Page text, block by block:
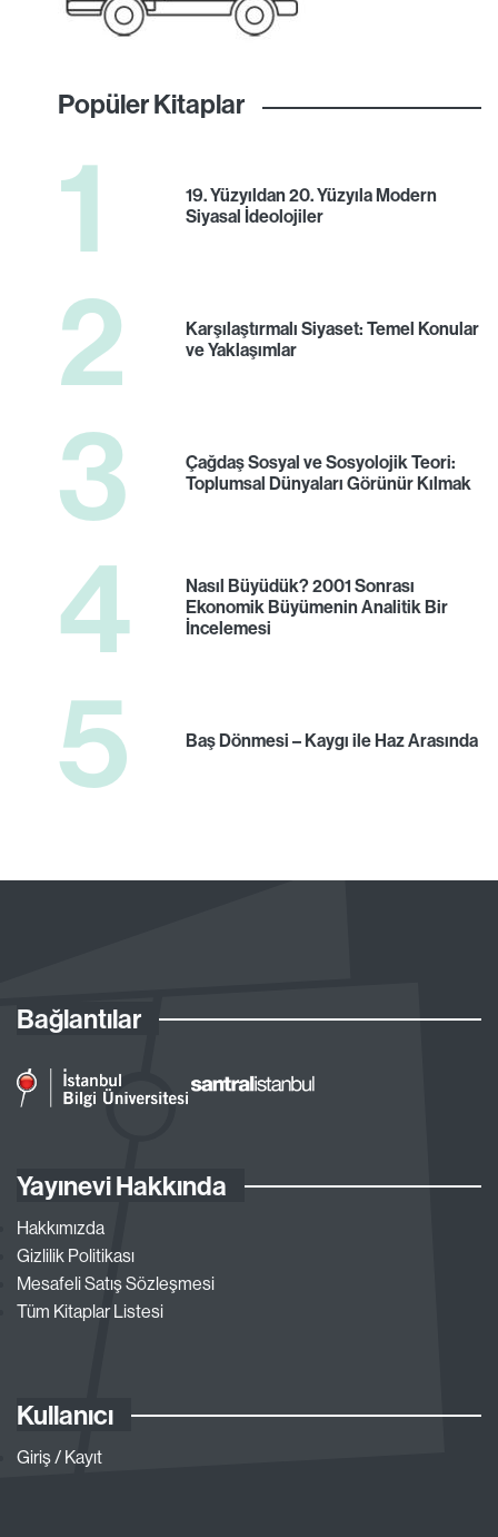
Popüler Kitaplar
1
19. Yüzyıldan 20. Yüzyıla Modern
Siyasal İdeolojiler
2
Karşılaştırmalı Siyaset: Temel Konular
ve Yaklaşımlar
3
Çağdaş Sosyal ve Sosyolojik Teori:
Toplumsal Dünyaları Görünür Kılmak
4
Nasıl Büyüdük? 2001 Sonrası
Ekonomik Büyümenin Analitik Bir
İncelemesi
5 Baş Dönmesi – Kaygı ile Haz Arasında
Bağlantılar
Yayınevi Hakkında
Hakkımızda
Gizlilik Politikası
Mesafeli Satış Sözleşmesi
Tüm Kitaplar Listesi
Kullanıcı
Giriş / Kayıt